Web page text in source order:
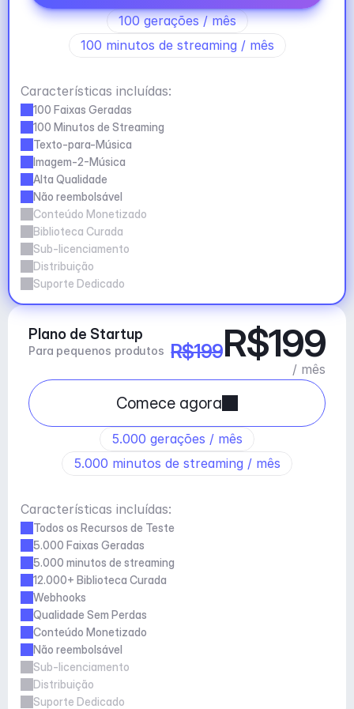
100 gerações / mês
100 minutos de streaming / mês
Características incluídas:
100 Faixas Geradas
100 Minutos de Streaming
Texto-para-Música
Imagem-2-Música
Alta Qualidade
Não reembolsável
Conteúdo Monetizado
Biblioteca Curada
Sub-licenciamento
Distribuição
Suporte Dedicado
Plano de Startup
Para pequenos produtos R$199R$199
/ mês
Comece agora
5.000 gerações / mês
5.000 minutos de streaming / mês
Características incluídas:
Todos os Recursos de Teste
5.000 Faixas Geradas
5.000 minutos de streaming
12.000+ Biblioteca Curada
Webhooks
Qualidade Sem Perdas
Conteúdo Monetizado
Não reembolsável
Sub-licenciamento
Distribuição
Suporte Dedicado